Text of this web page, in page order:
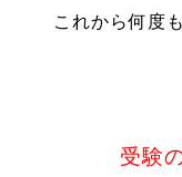
これから何度
受験